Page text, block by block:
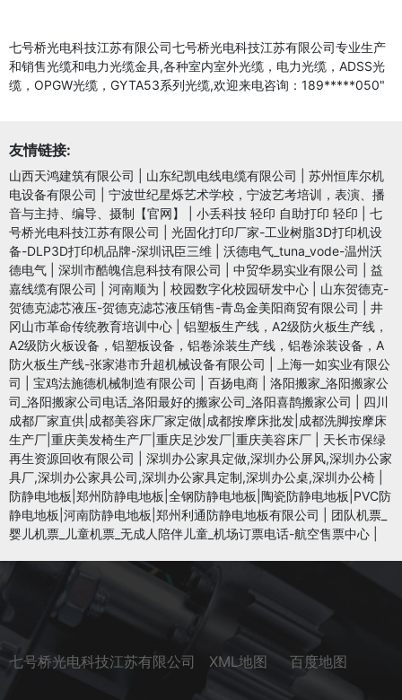
七号桥光电科技江苏有限公司七号桥光电科技江苏有限公司专业生产
和销售光缆和电力光缆金具,各种室内室外光缆，电力光缆，ADSS光
缆，OPGW光缆，GYTA53系列光缆,欢迎来电咨询：189*****050"
友情链接:
山西天鸿建筑有限公司 山东纪凯电线电缆有限公司
苏州恒库尔机
电设备有限公司
宁波世纪星烁艺术学校，宁波艺考培训，表演、播
音与主持、编导、摄制【官网】
小丢科技 轻印 自助打印 轻印
七
号桥光电科技江苏有限公司
光固化打印厂家-工业树脂3D打印机设
备-DLP3D打印机品牌-深圳讯臣三维
沃德电气_tuna_vode-温州沃
德电气
深圳市酷魄信息科技有限公司 中贸华易实业有限公司
益
嘉线缆有限公司
河南顺为 校园数字化校园研发中心
山东贺德克-
贺德克滤芯液压-贺德克滤芯液压销售-青岛金美阳商贸有限公司
井
冈山市革命传统教育培训中心
铝塑板生产线，A2级防火板生产线，
A2级防火板设备，铝塑板设备，铝卷涂装生产线，铝卷涂装设备，A
防火板生产线-张家港市升超机械设备有限公司
上海一如实业有限公
司
宝鸡法施德机械制造有限公司 百扬电商
洛阳搬家_洛阳搬家公
司_洛阳搬家公司电话_洛阳最好的搬家公司_洛阳喜鹊搬家公司
四川
成都厂家直供|成都美容床厂家定做|成都按摩床批发|成都洗脚按摩床
生产厂|重庆美发椅生产厂|重庆足沙发厂|重庆美容床厂
天长市保绿
再生资源回收有限公司
深圳办公家具定做,深圳办公屏风,深圳办公家
具厂,深圳办公家具公司,深圳办公家具定制,深圳办公桌,深圳办公椅
防静电地板|郑州防静电地板|全钢防静电地板|陶瓷防静电地板|PVC防
静电地板|河南防静电地板|郑州利通防静电地板有限公司
团队机票_
婴儿机票_儿童机票_无成人陪伴儿童_机场订票电话-航空售票中心
七号桥光电科技江苏有限公司 XML地图 百度地图